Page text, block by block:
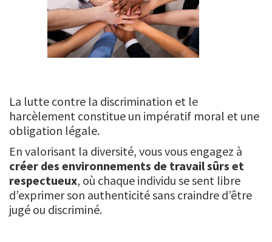
La lutte contre la discrimination et le
harcèlement constitue un impératif moral et une
obligation légale.
En valorisant la diversité, vous vous engagez à
créer des environnements de travail sûrs et
respectueux, où chaque individu se sent libre
d’exprimer son authenticité sans craindre d’être
jugé ou discriminé.